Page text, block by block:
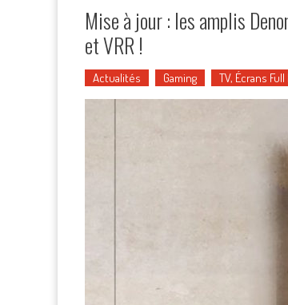
Mise à jour : les amplis
et VRR !
Actualités Gaming TV, Écrans